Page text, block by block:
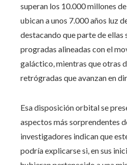
superan los 10.000 millones
ubican a unos 7.000 años luz
destacando que parte de ellas
progradas alineadas con el
galáctico, mientras que otras
retrógradas que avanzan en
Esa disposición orbital se
aspectos más sorprendentes
investigadores indican que
podría explicarse si, en sus